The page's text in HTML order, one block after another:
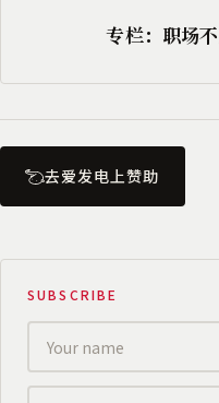
专栏：职场
去爱发电上赞助
SUBSCRIBE